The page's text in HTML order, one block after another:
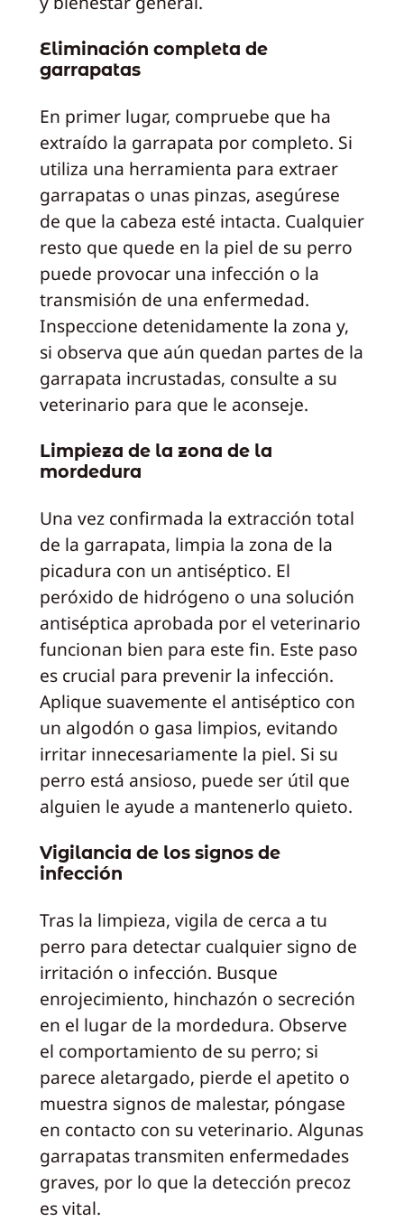
Eliminación completa de
garrapatas
En primer lugar, compruebe que ha
extraído la garrapata por completo. Si
utiliza una herramienta para extraer
garrapatas o unas pinzas, asegúrese
de que la cabeza esté intacta. Cualquier
resto que quede en la piel de su perro
puede provocar una infección o la
transmisión de una enfermedad.
Inspeccione detenidamente la zona y,
si observa que aún quedan partes de la
garrapata incrustadas, consulte a su
veterinario para que le aconseje.
Limpieza de la zona de la
mordedura
Una vez confirmada la extracción total
de la garrapata, limpia la zona de la
picadura con un antiséptico. El
peróxido de hidrógeno o una solución
antiséptica aprobada por el veterinario
funcionan bien para este fin. Este paso
es crucial para prevenir la infección.
Aplique suavemente el antiséptico con
un algodón o gasa limpios, evitando
irritar innecesariamente la piel. Si su
perro está ansioso, puede ser útil que
alguien le ayude a mantenerlo quieto.
Vigilancia de los signos de
infección
Tras la limpieza, vigila de cerca a tu
perro para detectar cualquier signo de
irritación o infección. Busque
enrojecimiento, hinchazón o secreción
en el lugar de la mordedura. Observe
el comportamiento de su perro; si
parece aletargado, pierde el apetito o
muestra signos de malestar, póngase
en contacto con su veterinario. Algunas
garrapatas transmiten enfermedades
graves, por lo que la detección precoz
es vital.